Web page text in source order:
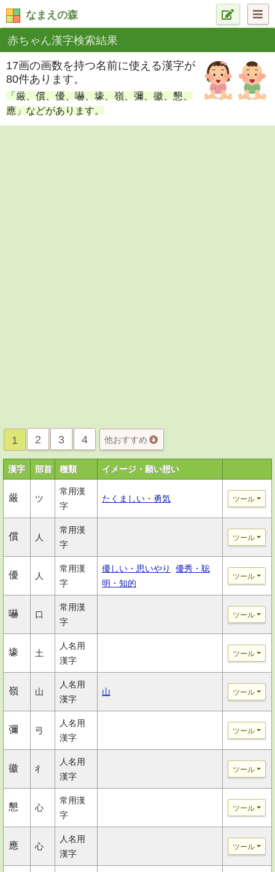
なまえの森
赤ちゃん漢字検索結果
17画の画数を持つ名前に使える漢字が
80件あります。
「厳、償、優、嚇、壕、嶺、彌、徽、懇、
應」などがあります。
1 2 3 4 他おすすめ
漢字 部首 種類 イメージ・願い想い
厳 ツ
常用漢
字
たくましい・勇気 ツール
償 人
常用漢
字
ツール
優 人
常用漢
字
優しい・思いやり
優秀・聡
明・知的
ツール
嚇 口
常用漢
字
ツール
壕 土
人名用
漢字
ツール
嶺 山
人名用
漢字
山 ツール
彌 弓
人名用
漢字
ツール
徽 彳
人名用
漢字
ツール
懇 心
常用漢
字
ツール
應 心
人名用
漢字
ツール